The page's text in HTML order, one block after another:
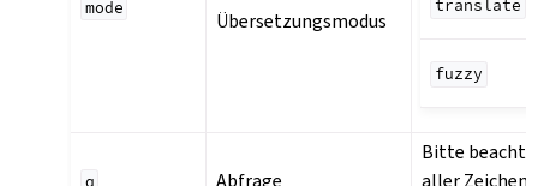
mode
Übersetzungsmodus
translate
fuzzy
q Abfrage
Bitte
aller